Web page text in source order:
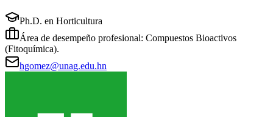
Ph.D. en Horticultura
Área de desempeño profesional: Compuestos Bioactivos
(Fitoquímica).
hgomez@unag.edu.hn